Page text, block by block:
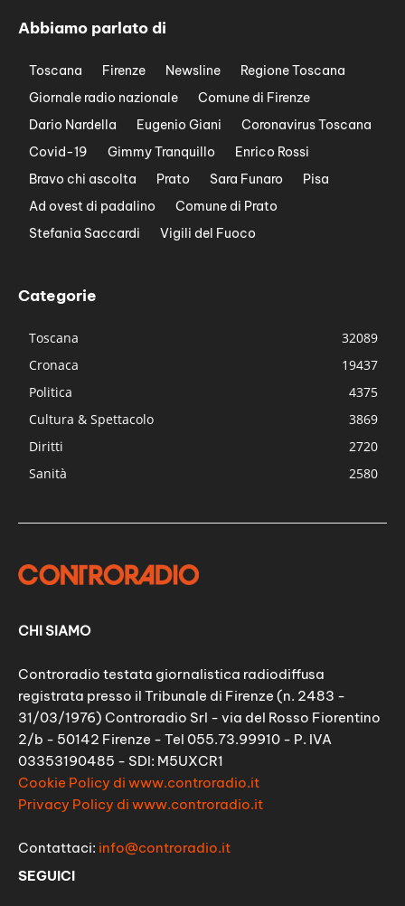
Abbiamo parlato di
Toscana Firenze Newsline
Regione Toscana
Giornale radio nazionale
Comune di Firenze
Dario Nardella
Eugenio Giani
Coronavirus Toscana
Covid-19
Gimmy Tranquillo
Enrico Rossi
Bravo chi ascolta
Prato Sara Funaro
Pisa
Ad ovest di padalino
Comune di Prato
Stefania Saccardi
Vigili del Fuoco
Categorie
Toscana
32089
Cronaca
19437
Politica
4375
Cultura & Spettacolo
3869
Diritti
2720
Sanità
2580
CHI SIAMO
Controradio testata giornalistica radiodiffusa
registrata presso il Tribunale di Firenze (n. 2483 -
31/03/1976) Controradio Srl - via del Rosso Fiorentino
2/b - 50142 Firenze - Tel 055.73.99910 - P. IVA
03353190485 - SDI: M5UXCR1
Cookie Policy di www.controradio.it
Privacy Policy di www.controradio.it
Contattaci: info@controradio.it
SEGUICI